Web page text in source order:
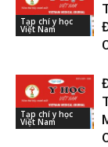
Tạp chí y học
Việt Nam
Tạp chí y học
Việt Nam